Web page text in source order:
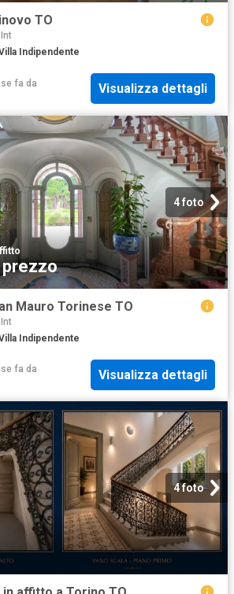
TO
Indipendente
fa da
Visualizza dettagli
4 foto
Mauro Torinese TO
Indipendente
fa da
Visualizza dettagli
4 foto